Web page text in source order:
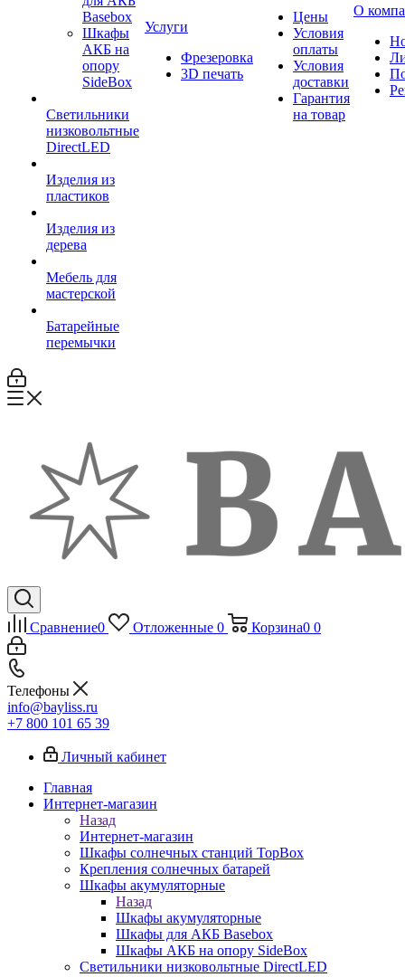
Basebox
Шкафы
АКБ на
опору
SideBox
Светильники
низковольтные
DirectLED
Изделия из
пластиков
Изделия из
дерева
Мебель для
мастерской
Батарейные
перемычки
Услуги
Фрезеровка
3D печать
Цены
Условия
оплаты
Условия
доставки
Гарантия
на товар
О
Сравнение0 Отложенные 0 Корзина0 0
Телефоны
info@bayliss.ru
+7 800 101 65 39
Личный кабинет
Главная
Интернет-магазин
Назад
Интернет-магазин
Шкафы солнечных станций TopBox
Крепления солнечных батарей
Шкафы акумуляторные
Назад
Шкафы акумуляторные
Шкафы для АКБ Basebox
Шкафы АКБ на опору SideBox
Светильники низковольтные DirectLED